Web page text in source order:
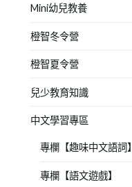
Mini幼兒教養
橙智冬令營
橙智夏令營
兒少教育知識
中文學習專區
專欄【趣味中文語詞】
專欄【語文遊戲】